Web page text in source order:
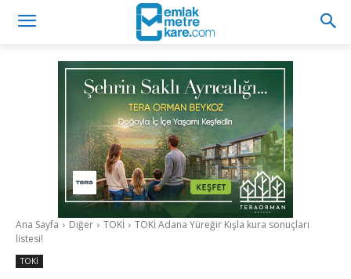
Ana Sayfa Diğer TOKİ
TOKİ Adana Yüreğir Kışla kura sonuçları
listesi!
TOKİ